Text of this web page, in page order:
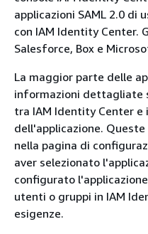
applicazioni SAML 2.0 di
con IAM Identity Center.
Salesforce, Box e
La maggior parte delle
informazioni dettagliate
tra IAM Identity Center
dell'applicazione.
nella pagina di
aver selezionato
configurato
utenti o gruppi in IAM
esigenze.